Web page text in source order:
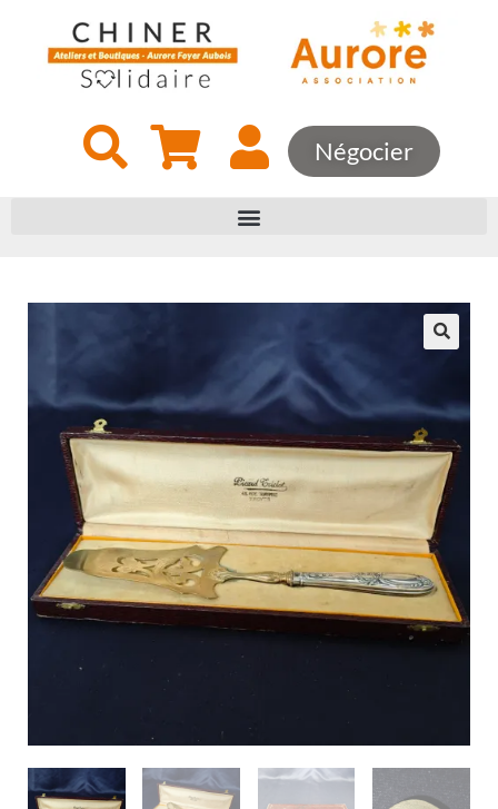
Négocier